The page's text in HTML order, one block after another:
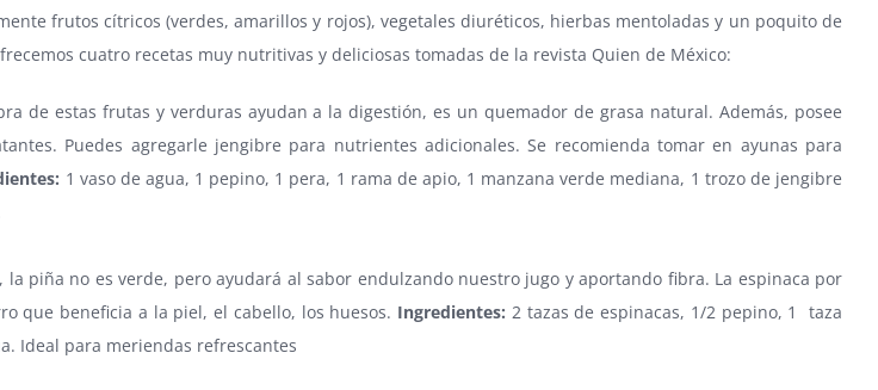
frutos cítricos (verdes, amarillos y rojos), vegetales diuréticos, hierbas mentoladas y un poquito de
cuatro recetas muy nutritivas y deliciosas tomadas de la revista Quien de México:
de estas frutas y verduras ayudan a la digestión, es un quemador de grasa natural. Además, posee
Puedes agregarle jengibre para nutrientes adicionales. Se recomienda tomar en ayunas para
1 vaso de agua, 1 pepino, 1 pera, 1 rama de apio, 1 manzana verde mediana, 1 trozo de jengibre
la piña no es verde, pero ayudará al sabor endulzando nuestro jugo y aportando fibra. La espinaca por
que beneficia a la piel, el cabello, los huesos. Ingredientes: 2 tazas de espinacas, 1/2 pepino, 1 taza
Ideal para meriendas refrescantes